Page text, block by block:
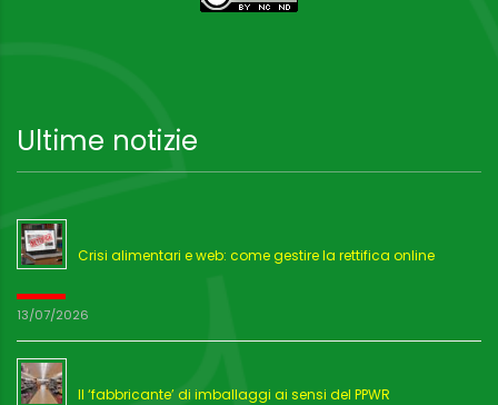
Ultime notizie
Crisi alimentari e web: come gestire la rettifica online
13/07/2026
Il ‘fabbricante’ di imballaggi ai sensi del PPWR